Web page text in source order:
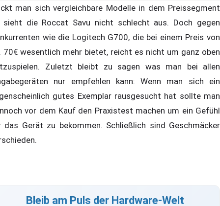
man sich vergleichbare Modelle in dem Preissegment
sieht die Roccat Savu nicht schlecht aus. Doch gegen
wie die Logitech G700, die bei einem Preis von
70€ wesentlich mehr bietet, reicht es nicht um ganz oben
Zuletzt bleibt zu sagen was man bei allen
nur empfehlen kann: Wenn man sich ein
gutes Exemplar rausgesucht hat sollte man
vor dem Kauf den Praxistest machen um ein Gefühl
das Gerät zu bekommen. Schließlich sind Geschmäcker
Bleib am Puls der Hardware-Welt